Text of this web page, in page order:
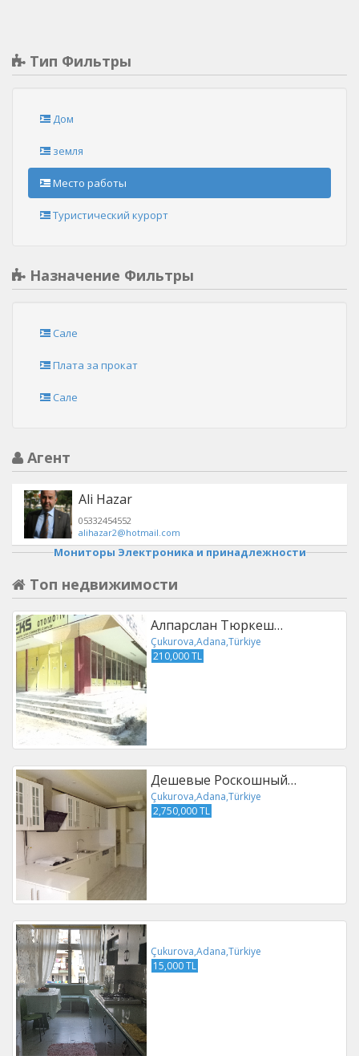
Тип Фильтры
Дом
земля
Место работы
Туристический курорт
Назначение Фильтры
Сале
Плата за прокат
Сале
Агент
Ali Hazar
05332454552
alihazar2@hotmail.com
Мониторы Электроника и принадлежности
Топ недвижимости
Алпарслан Тюркеш…
Çukurova,Adana,Türkiye
210,000 TL
Дешевые Роскошный…
Çukurova,Adana,Türkiye
2,750,000 TL
Çukurova,Adana,Türkiye
15,000 TL